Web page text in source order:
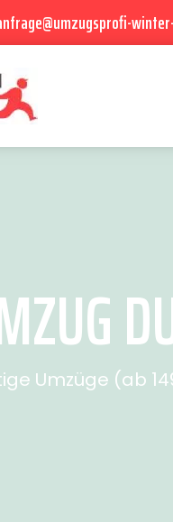
Umzüge (ab